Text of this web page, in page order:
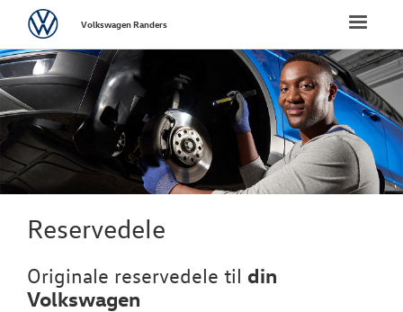
FORSIDE
NYE
NYE VAREBILER
Toggle
VolkswagenVolkswagen Randers
Reservedele
Originale reservedele til din
Volkswagen